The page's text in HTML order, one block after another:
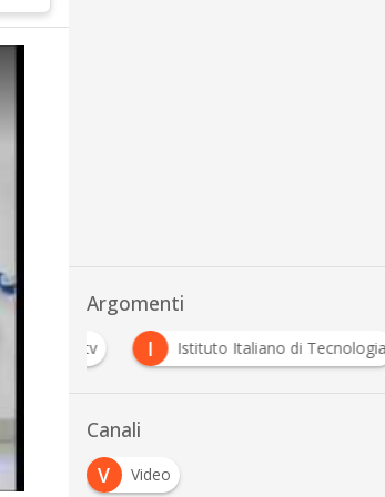
Argomenti
EconomyUp tv I Istituto Italiano di Tecnologia
Canali
V
Video